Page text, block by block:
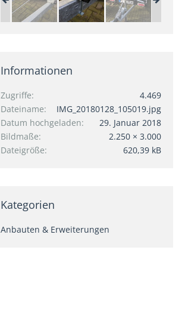
Informationen
Zugriffe
4.469
Dateiname
IMG_20180128_105019.jpg
Datum hochgeladen
29. Januar 2018
Bildmaße
2.250 × 3.000
Dateigröße
620,39 kB
Kategorien
Anbauten & Erweiterungen